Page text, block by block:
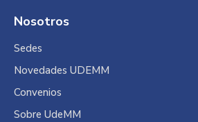
Nosotros
Sedes
Novedades UDEMM
Convenios
Sobre UdeMM